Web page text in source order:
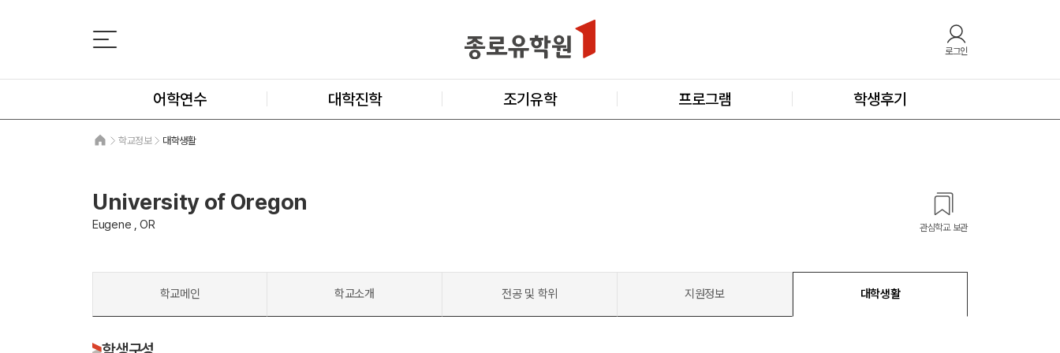
로그인
어학연수 대학진학 조기유학 프로그램 학생후기
학교정보 대학생활
University of Oregon
Eugene , OR 관심학교 보관
학교메인 학교소개 전공 및 학위 지원정보 대학생활